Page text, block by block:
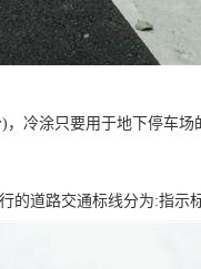
冷涂只要用于地下停车
的道路交通标线分为:指示